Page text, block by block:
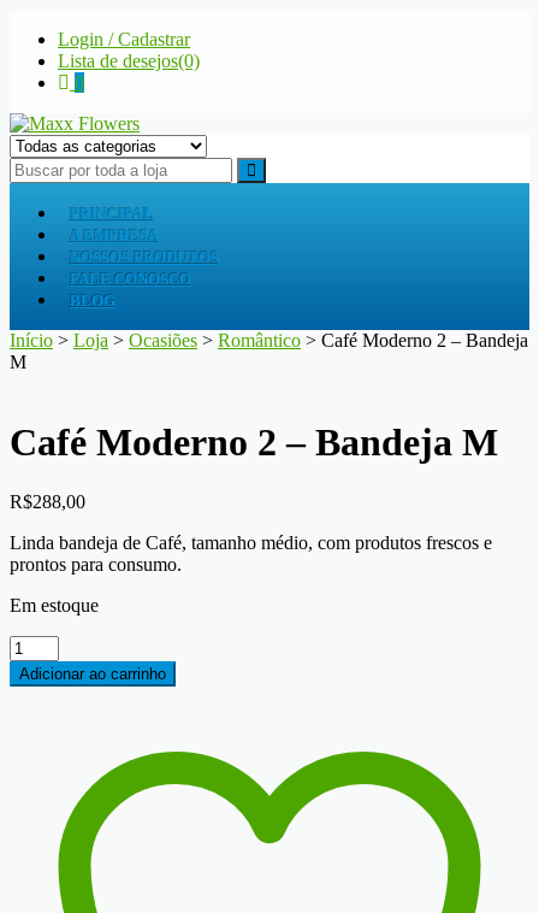
navigation
content
Login / Cadastrar
Lista de desejos(0)
0
Maxx Flowers
A sua floricultura
PRINCIPAL
A EMPRESA
NOSSOS PRODUTOS
FALE CONOSCO
BLOG
Início > Loja > Ocasiões > Romântico > Café Moderno 2 – Bandeja
M
Café Moderno 2 – Bandeja M
R$288,00
Linda bandeja de Café, tamanho médio, com produtos frescos e
prontos para consumo.
Em estoque
Café
Moderno
2
Adicionar ao carrinho